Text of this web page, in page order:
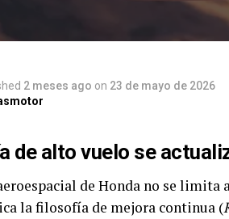
2 meses ago on 23 de mayo de 2026
de alto vuelo se
de Honda no se limita
la filosofía de mejora continua (